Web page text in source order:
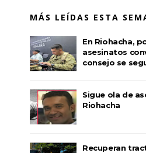
MÁS LEÍDAS ESTA
En Riohacha,
asesinatos
consejo se
Sigue ola de
Riohacha
Recuperan